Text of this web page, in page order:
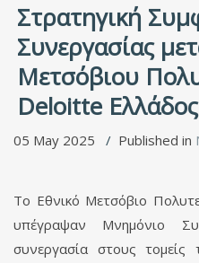
Στρατηγική
Συνεργασίας
Μετσόβιου
Deloitte Ελλάδος
05 May 2025 Published in
Το Εθνικό Μετσόβιο
υπέγραψαν Μνημόνιο
συνεργασία στους